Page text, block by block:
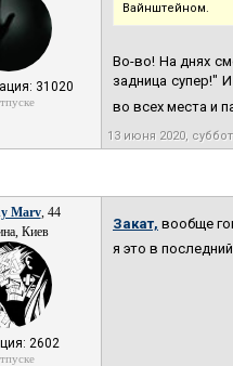
31020
Вайнштейном.
Во-во! На днях
задница супер!"
во всех места и
13 июня 2020,
Marv, 44
Киев
2602
Закат, вообще
я это в